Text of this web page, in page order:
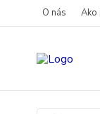
O nás Ako